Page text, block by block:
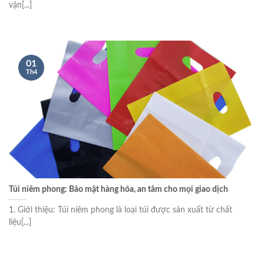
vận[...]
Túi niêm phong: Bảo mật hàng hóa, an tâm cho mọi giao dịch
1. Giới thiệu: Túi niêm phong là loại túi được sản xuất từ chất
liệu[...]
01
Th4